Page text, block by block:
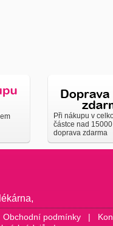
Při nákupu v
částce nad
doprava zdarma
lékárna,
Obchodní podmínky |